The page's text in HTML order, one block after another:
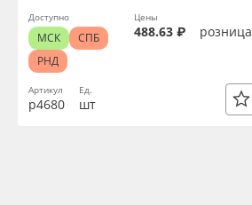
Артикул
р4680
Ед.
шт
Цены
488.63 ₽ розница
Доступно
МСК
СПБ
РНД